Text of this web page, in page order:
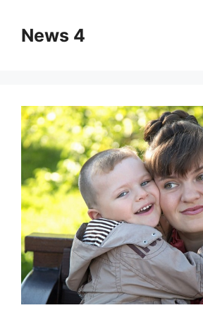
contentNews 4